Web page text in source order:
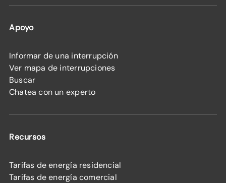
Apoyo
Informar de una interrupción
Ver mapa de interrupciones
Buscar
Chatea con un experto
Recursos
Tarifas de energía residencial
Tarifas de energía comercial